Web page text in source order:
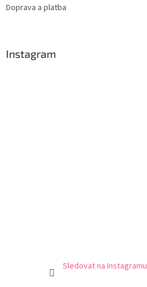
Doprava a platba
Instagram
Sledovat na Instagramu